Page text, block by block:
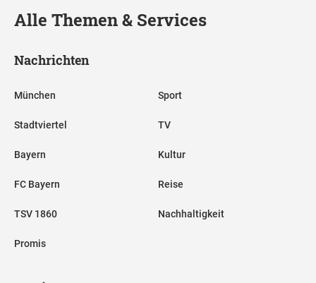
Alle Themen & Services
Nachrichten
München
Stadtviertel
Bayern
FC Bayern
TSV 1860
Promis
Sport
TV
Kultur
Reise
Nachhaltigkeit